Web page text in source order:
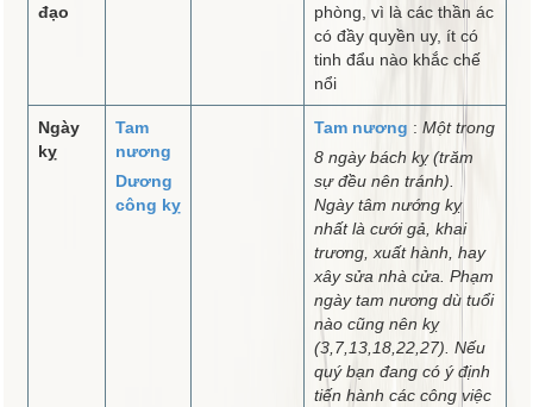
đạo
phòng, vì là các thần ác
có đầy quyền uy, ít có
tinh đẩu nào khắc chế
nổi
Ngày
kỵ
Tam
nương
Dương
công kỵ
Tam nương : Một trong
8 ngày bách kỵ (trăm
sự đều nên tránh).
Ngày tâm nướng kỵ
nhất là cưới gả, khai
trương, xuất hành, hay
xây sửa nhà cửa. Phạm
ngày tam nương dù tuổi
nào cũng nên kỵ
(3,7,13,18,22,27). Nếu
quý bạn đang có ý định
tiến hành các công việc